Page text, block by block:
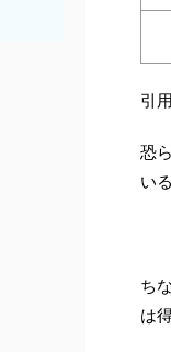
引
恐
い
ち
は